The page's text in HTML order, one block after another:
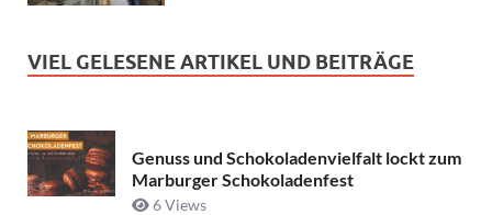
VIEL GELESENE ARTIKEL UND BEITRÄGE
Genuss und Schokoladenvielfalt lockt zum
Marburger Schokoladenfest
6 Views